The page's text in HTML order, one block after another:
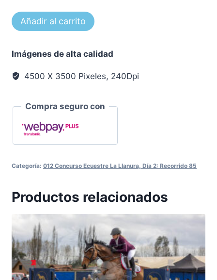
Img
La
01600
cantidad
Añadir al carrito
Imágenes de alta calidad
4500 X 3500 Pixeles, 240Dpi
Compra seguro con
Categoría: 012 Concurso Ecuestre La Llanura, Día 2: Recorrido 85
Productos relacionados